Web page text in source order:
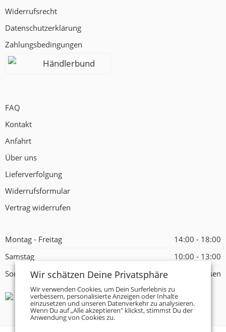
Widerrufsrecht
Datenschutzerklärung
Zahlungsbedingungen
Händlerbund
FAQ
Kontakt
Anfahrt
Über uns
Lieferverfolgung
Widerrufsformular
Vertrag widerrufen
Montag - Freitag
14:00 - 18:00
Samstag
10:00 - 13:00
Sonntag
Geschlossen
Wir schätzen Deine Privatsphäre
Wir verwenden Cookies, um Dein Surferlebnis zu
verbessern, personalisierte Anzeigen oder Inhalte
einzusetzen und unseren Datenverkehr zu analysieren.
Wenn Du auf „Alle akzeptieren" klickst, stimmst Du der
Anwendung von Cookies zu.